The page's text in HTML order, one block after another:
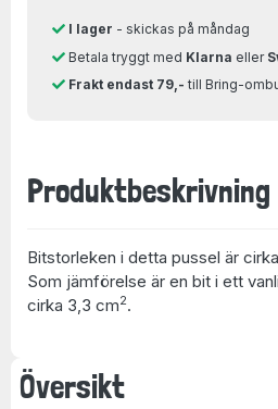
Översikt
I lager - skickas på måndag
Betala tryggt med Klarna eller
Frakt endast 79,- till Bring-
Produktbeskrivning
Bitstorleken i detta pussel är
Som jämförelse är en bit i ett
cirka 3,3 cm2.